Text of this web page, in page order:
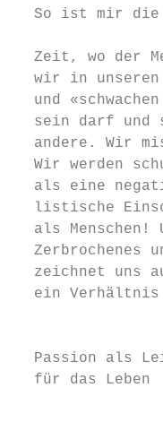
So ist mir
Zeit, wo der
wir in
und
sein darf und
andere. Wir
Wir werden
als eine
listische
als Menschen!
Zerbrochenes
zeichnet uns
ein
Passion als
für das Leben